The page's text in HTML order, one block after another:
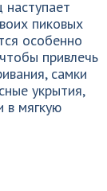
пиковых
особенно
привлечь
самки
укрытия,
в мягкую